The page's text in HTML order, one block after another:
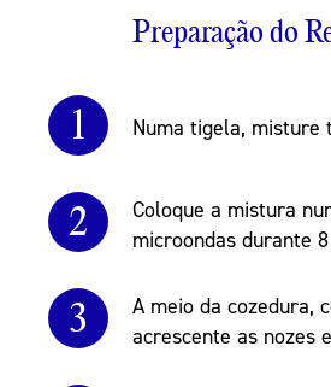
Preparação do
1 Numa tigela, misture
2
Coloque a mistura
microondas durante
3
A meio da cozedura,
acrescente as nozes